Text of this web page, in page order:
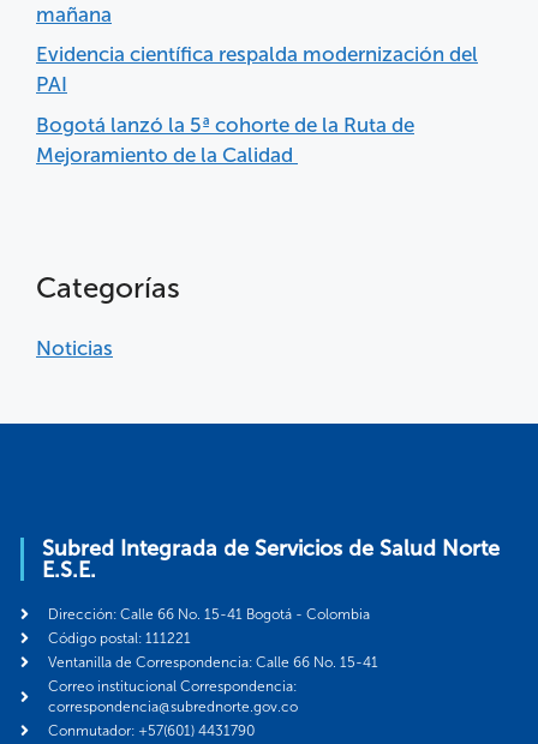
mañana
Evidencia científica respalda modernización del
PAI
Bogotá lanzó la 5ª cohorte de la Ruta de
Mejoramiento de la Calidad
Categorías
Noticias
Subred Integrada de Servicios de Salud Norte
E.S.E.
Dirección: Calle 66 No. 15-41 Bogotá - Colombia
Código postal: 111221
Ventanilla de Correspondencia: Calle 66 No. 15-41
Correo institucional Correspondencia:
correspondencia@subrednorte.gov.co
Conmutador: +57(601) 4431790